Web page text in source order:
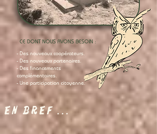
CE DONT NOUS AVONS BESOIN :
- Des nouveaux coopérateurs.
- Des nouveaux partenaires.
- Des financements
complémentaires.
- Une participation citoyenne.
EN BREF ...